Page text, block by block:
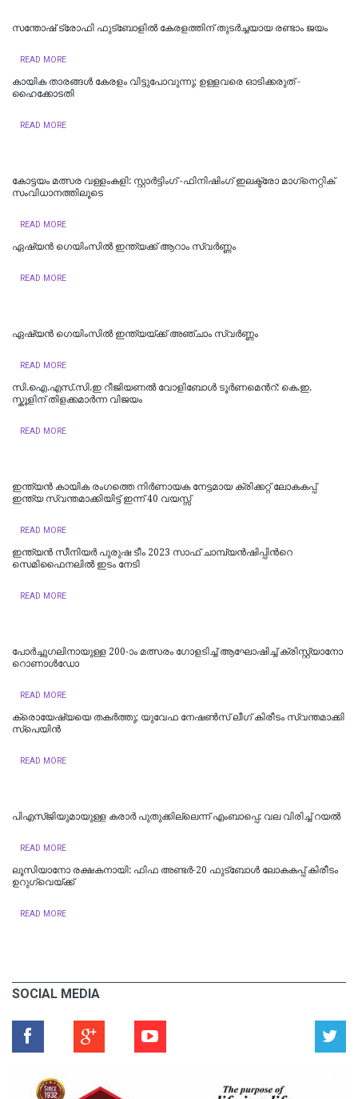
സന്തോഷ് ട്രോഫി ഫുട്ബോളില്‍ കേരളത്തിന് തുടര്‍ച്ചയായ രണ്ടാം ജയം
READ MORE
കായിക താരങ്ങള്‍ കേരളം വിട്ടുപോവുന്നു; ഉള്ളവരെ ഓടിക്കരുത് -
ഹൈക്കോടതി
READ MORE
കോട്ടയം മത്സര വള്ളംകളി: സ്റ്റാര്‍ട്ടിംഗ് -ഫിനിഷിംഗ് ഇലക്ട്രോ മാഗ്‌നെറ്റിക്
സംവിധാനത്തിലൂടെ
READ MORE
ഏഷ്യൻ ഗെയിംസില്‍ ഇന്ത്യക്ക് ആറാം സ്വര്‍ണ്ണം
READ MORE
ഏഷ്യന്‍ ഗെയിംസില്‍ ഇന്ത്യയ്ക്ക് അഞ്ചാം സ്വര്‍ണ്ണം
READ MORE
സി.ഐ.എസ്.സി.ഇ റീജിയണല്‍ വോളിബോള്‍ ടൂര്‍ണമെന്‍റ്: കെ.ഇ.
സ്കൂളിന് തിളക്കമാര്‍ന്ന വിജയം
READ MORE
ഇന്ത്യന്‍ കായിക രംഗത്തെ നിര്‍ണായക നേട്ടമായ ക്രിക്കറ്റ് ലോകകപ്പ്
ഇന്ത്യ സ്വന്തമാക്കിയിട്ട് ഇന്ന് 40 വയസ്സ്
READ MORE
ഇന്ത്യൻ സീനിയര്‍ പുരുഷ ടീം 2023 സാഫ് ചാമ്പ്യൻഷിപ്പിന്‍റെ
സെമിഫൈനലില്‍ ഇടം നേടി
READ MORE
പോ​ർ​ച്ചു​ഗ​ലി​നാ​യു​ള്ള 200-ാം മ​ത്സ​രം ഗോ​ള​ടി​ച്ച് ആ​ഘോ​ഷി​ച്ച് ക്രി​സ്റ്റ്യാ​നോ
റൊ​ണാ​ൾ​ഡോ
READ MORE
ക്രൊ​യേ​ഷ്യ​യെ ത​ക​ർ​ത്തു; യു​വേ​ഫ നേ​ഷ​ണ്‍​സ് ലീ​ഗ് കി​രീ​ടം സ്വ​ന്ത​മാ​ക്കി
സ്പെ​യി​ൻ
READ MORE
പി​എ​സ്ജി​യു​മാ​യു​ള്ള ക​രാ​ർ പു​തു​ക്കി​ല്ലെ​ന്ന് എംബാ​പ്പെ: വല വിരിച്ച് റയൽ
READ MORE
ലൂ​സി​യാ​നോ ര​ക്ഷ​ക​നാ​യി: ഫി​ഫ അ​ണ്ട​ർ-20 ഫു​ട്ബോ​ൾ ലോ​ക​ക​പ്പ് കി​രീ​ടം
ഉ​റു​ഗ്വെ​യ്ക്ക്
READ MORE
SOCIAL MEDIA